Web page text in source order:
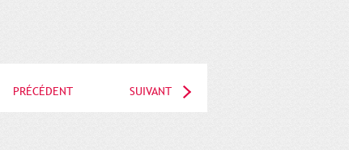
PRÉCÉDENT SUIVANT